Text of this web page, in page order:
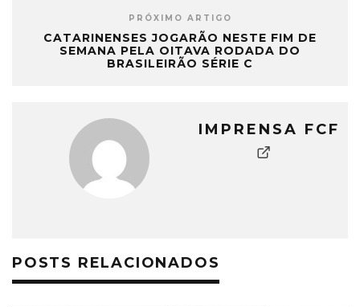
PRÓXIMO ARTIGO
CATARINENSES JOGARÃO NESTE FIM DE
SEMANA PELA OITAVA RODADA DO
BRASILEIRÃO SÉRIE C
IMPRENSA FCF
POSTS RELACIONADOS